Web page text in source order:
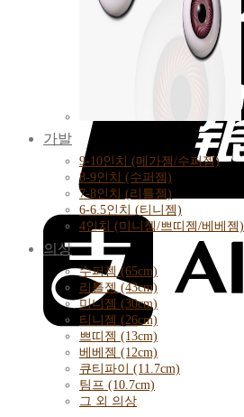
가발
9-10인치 (메가젬/수퍼젬)
8-9인치 (수퍼젬)
7-8인치 (리틀젬)
6-6.5인치 (티니젬)
4인치 (미니젬/쁘띠젬/베베젬)
의상
수퍼젬 (65cm)
리틀젬 (43cm)
미니젬 (30cm)
티니젬 (26cm)
쁘띠젬 (13cm)
베베젬 (12cm)
큐티파이 (11.7cm)
팀프 (10.7cm)
그 외 의상